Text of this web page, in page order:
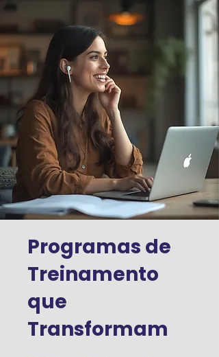
Programas de
Treinamento
que
Transformam